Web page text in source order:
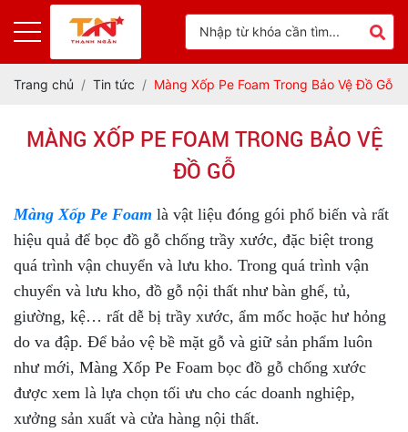
Trang chủ Tin tức Màng Xốp Pe Foam Trong Bảo Vệ Đồ Gỗ
MÀNG XỐP PE FOAM TRONG BẢO VỆ
ĐỒ GỖ
Màng Xốp Pe Foam là vật liệu đóng gói phổ biến và rất
hiệu quả để bọc đồ gỗ chống trầy xước, đặc biệt trong
quá trình vận chuyển và lưu kho. Trong quá trình vận
chuyển và lưu kho, đồ gỗ nội thất như bàn ghế, tủ,
giường, kệ… rất dễ bị trầy xước, ẩm mốc hoặc hư hỏng
do va đập. Để bảo vệ bề mặt gỗ và giữ sản phẩm luôn
như mới, Màng Xốp Pe Foam bọc đồ gỗ chống xước
được xem là lựa chọn tối ưu cho các doanh nghiệp,
xưởng sản xuất và cửa hàng nội thất.